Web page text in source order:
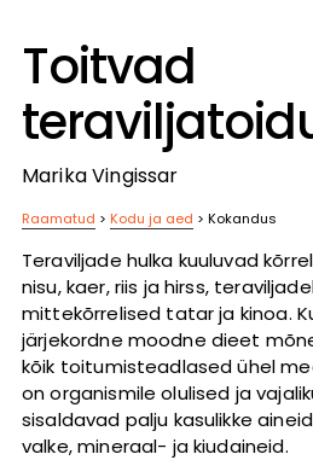
Toitvad
Marika Vingissar
Raamatud > Kodu ja aed > Kokandus
Teraviljade hulka kuuluvad
nisu, kaer, riis ja hirss,
mittekõrrelised tatar ja kinoa.
järjekordne moodne dieet
kõik toitumisteadlased ühel
on organismile olulised ja
sisaldavad palju kasulikke
valke, mineraal- ja kiudaineid.